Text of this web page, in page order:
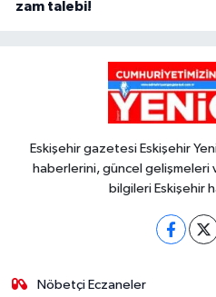
zam talebi!
Eskişehir gazetesi Eskişehir
haberlerini, güncel gelişmeleri
bilgileri Eskişehir
Nöbetçi Eczaneler